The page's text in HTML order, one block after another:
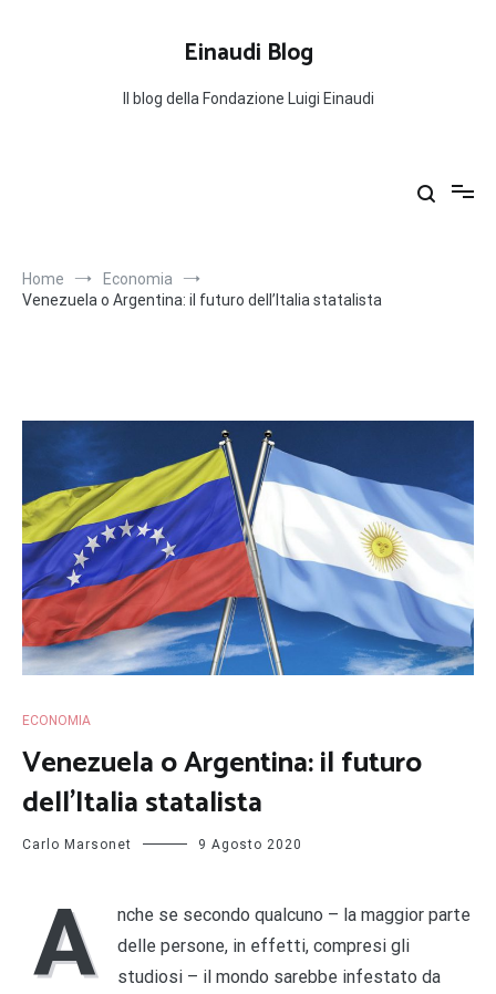
Einaudi Blog
Il blog della Fondazione Luigi Einaudi
Home
Economia
Venezuela o Argentina: il futuro dell’Italia statalista
ECONOMIA
Venezuela o Argentina: il futuro
dell’Italia statalista
Carlo Marsonet 9 Agosto 2020
A
nche se secondo qualcuno – la maggior parte
delle persone, in effetti, compresi gli
studiosi – il mondo sarebbe infestato da